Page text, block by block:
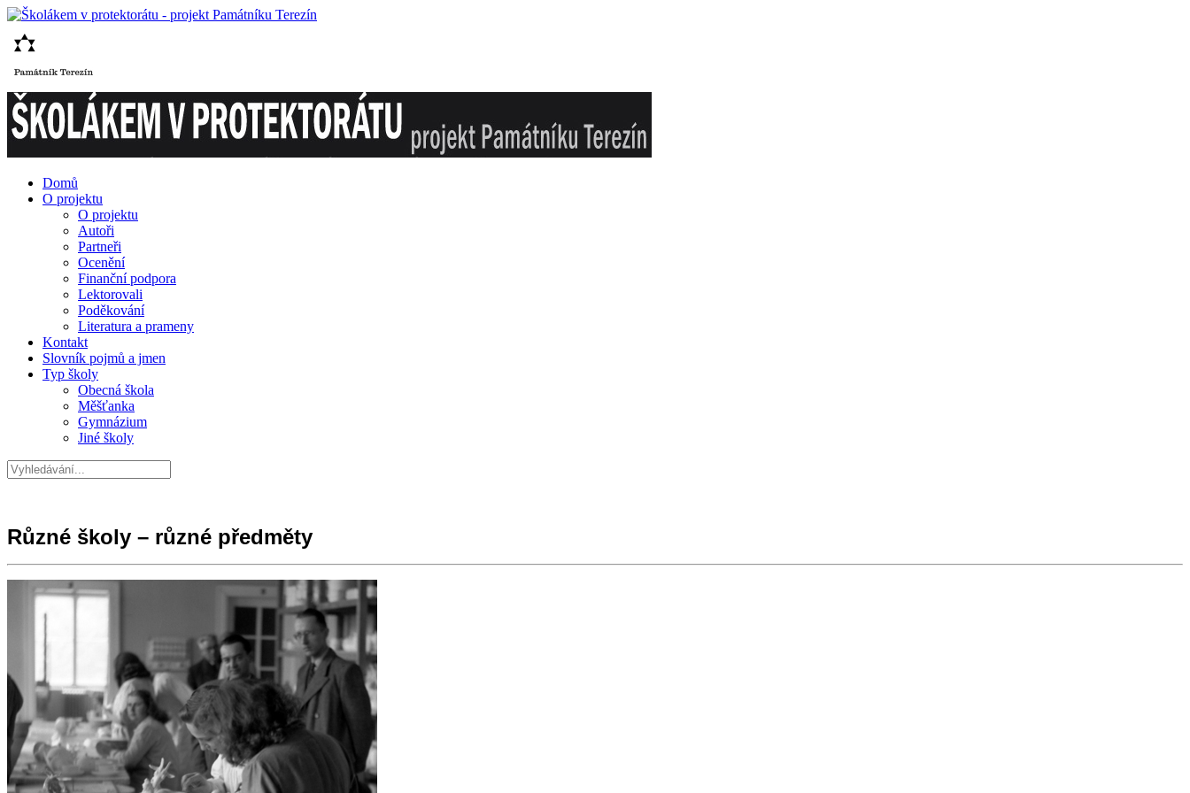
Domů
O projektu
O projektu
Autoři
Partneři
Ocenění
Finanční podpora
Lektorovali
Poděkování
Literatura a prameny
Kontakt
Slovník pojmů a jmen
Typ školy
Obecná škola
Měšťanka
Gymnázium
Jiné školy
Různé školy – různé předměty